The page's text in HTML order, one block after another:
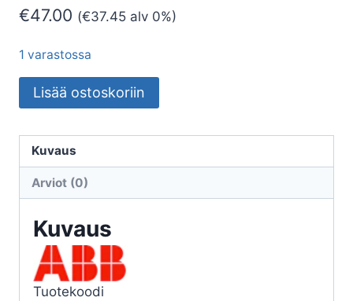
€47.00 (€37.45 alv 0%)
1 varastossa
PISTORASIA
IMPRESSIVO
UKJ
0X
USB
määrä
Lisää ostoskoriin
Kuvaus
Arviot (0)
Kuvaus
Tuotekoodi